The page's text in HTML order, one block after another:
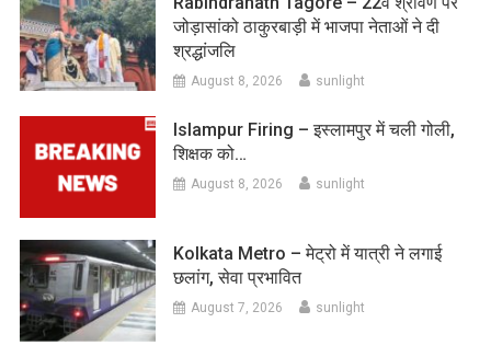
जोड़ासांको ठाकुरबाड़ी में भाजपा नेताओं ने दी
श्रद्धांजलि
August 8, 2026 sunlight
Islampur Firing – इस्लामपुर में चली गोली,
शिक्षक को…
August 8, 2026 sunlight
Kolkata Metro – मेट्रो में यात्री ने लगाई
छलांग, सेवा प्रभावित
August 7, 2026 sunlight